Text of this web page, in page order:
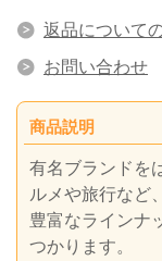
返品について
お問い合わせ
商品説明
有名ブランドを
ルメや旅行など、
豊富なラインナ
つかります。